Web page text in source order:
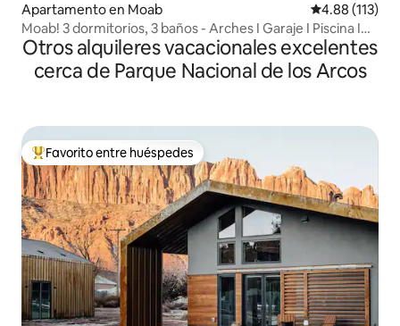
Apartamento en Moab Calificación
4.88 (113)
Moab! 3 dormitorios, 3 baños - Arches I Garaje I Piscina I
Jacuzzi
Otros alquileres vacacionales excelentes
cerca de Parque Nacional de los Arcos
Favorito entre huéspedes preferido
Favorito entre huéspedes